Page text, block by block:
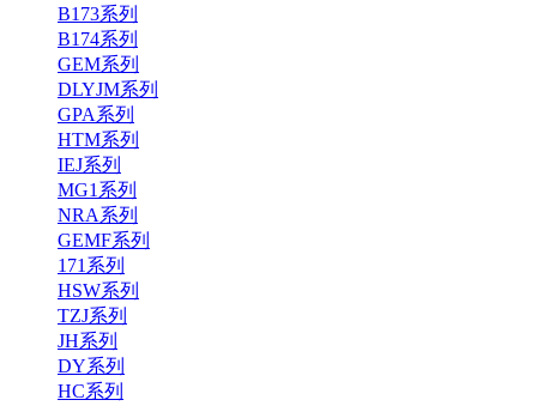
B173系列
B174系列
GEM系列
DLYJM系列
GPA系列
HTM系列
IEJ系列
MG1系列
NRA系列
GEMF系列
171系列
HSW系列
TZJ系列
JH系列
DY系列
HC系列